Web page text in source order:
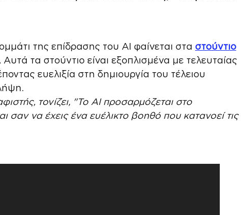
της επίδρασης του AI φαίνεται στα στούντιο
τα στούντιο είναι εξοπλισμένα με τελευταίας
ευελιξία στη δημιουργία του τέλειου
τονίζει, "To ΑΙ προσαρμόζεται στο
σαν να έχεις ένα ευέλικτο βοηθό που κατανοεί τις